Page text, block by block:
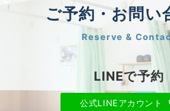
ご予約・お問い
Reserve &
LINEで予約
公式LINEアカウント